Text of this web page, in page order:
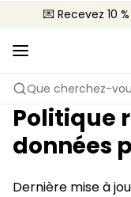
💌 Recevez 10
🚚
Que cherchez-
Politique
données
Dernière mise à